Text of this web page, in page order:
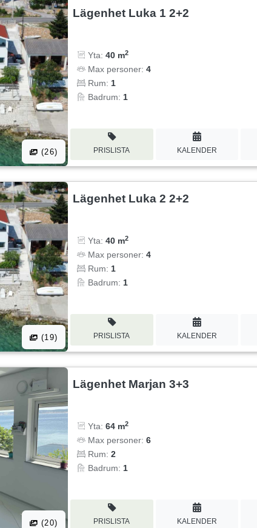
(26)
Lägenhet Luka 1 2+2
Yta:40 m2
Max personer:4
Rum: 1
Badrum: 1
PRISLISTA KALENDER
(19)
Lägenhet Luka 2 2+2
Yta:40 m2
Max personer:4
Rum: 1
Badrum: 1
PRISLISTA KALENDER
(20)
Lägenhet Marjan 3+3
Yta:64 m2
Max personer:6
Rum:2
Badrum: 1
PRISLISTA KALENDER